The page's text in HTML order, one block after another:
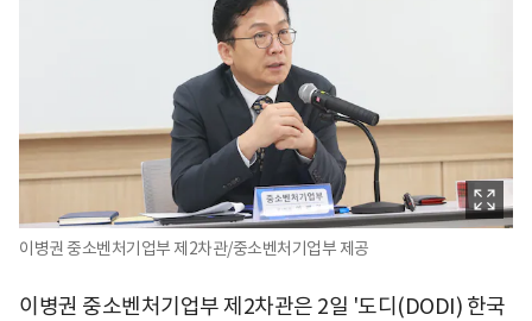
이병권 중소벤처기업부 제2차관/중소벤처기업부 제공
이병권 중소벤처기업부 제2차관은 2일 '도디(DODI) 한국